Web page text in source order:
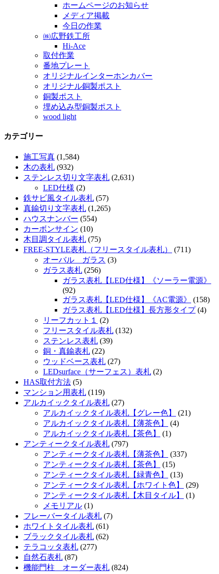
ホームページのお知らせ
メディア掲載
今日の作業
㈱広野鉄工所
Hi-Ace
取付作業
番地プレート
オリジナルインターホンカバー
オリジナル銅製ポスト
銅製ポスト
埋め込み型銅製ポスト
wood light
カテゴリー
施工写真 (1,584)
木の表札 (932)
ステンレス切り文字表札 (2,631)
LED仕様 (2)
鉄サビ風タイル表札 (57)
真鍮切り文字表札 (1,265)
ハウスナンバー (554)
カーボンサイン (10)
木目調タイル表札 (75)
FREE-STYLE表札（フリースタイル表札）
(711)
オーバル ガラス (3)
ガラス表札 (256)
ガラス表札【LED仕様】《ソーラー電源》
(92)
ガラス表札【LED仕様】《AC電源》
(158)
ガラス表札【LED仕様】長方形タイプ(4)
リーフカット１
(2)
フリースタイル表札 (132)
ステンレス表札 (39)
銅・真鍮表札 (22)
ウッドベース表札 (27)
LEDsurface（サーフェス）表札 (2)
HAS取付方法 (5)
マンション用表札 (119)
アルカイックタイル表札 (27)
アルカイックタイル表札【グレー色】
(21)
アルカイックタイル表札【薄茶色】
(4)
アルカイックタイル表札【茶色】
(1)
アンティークタイル表札 (797)
アンティークタイル表札【薄茶色】
(337)
アンティークタイル表札【茶色】
(15)
アンティークタイル表札【緑青色】
(13)
アンティークタイル表札【ホワイト色】
(29)
アンティークタイル表札【木目タイル】
(1)
メモリアル (1)
フレーバータイル表札 (7)
ホワイトタイル表札 (61)
ブラックタイル表札 (62)
テラコッタ表札 (277)
自然石表札 (87)
機能門柱 オーダー表札 (824)